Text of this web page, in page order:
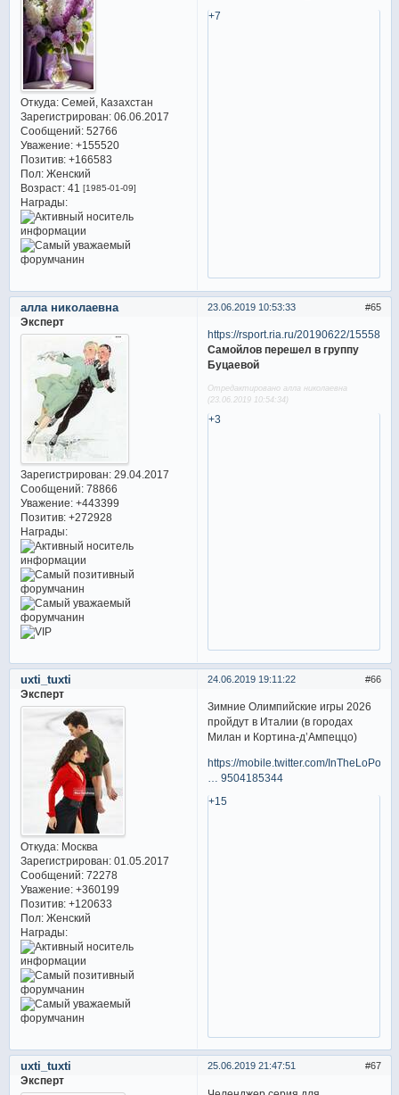
Откуда:Семей, Казахстан
Зарегистрирован: 06.06.2017
Сообщений:52766
Уважение: +155520
Позитив: +166583
Пол:Женский
Возраст:41 [1985-01-09]
Награды:
+7
65
23.06.2019 10:53:33
алла николаевна
Эксперт
Зарегистрирован: 29.04.2017
Сообщений:78866
Уважение: +443399
Позитив: +272928
Награды:
https://rsport.ria.ru/20190622/
Самойлов перешел в группу
Буцаевой
Отредактировано алла николаевна
(23.06.2019 10:54:34)
+3
66
24.06.2019 19:11:22
uxti_tuxti
Эксперт
Откуда:Москва
Зарегистрирован: 01.05.2017
Сообщений:72278
Уважение: +360199
Позитив: +120633
Пол:Женский
Награды:
Зимние Олимпийские игры 2026
пройдут в Италии (в городах
Милан и Кортина-д’Ампеццо)
https://mobile.twitter.com/InTheLoPodca
… 9504185344
+15
67
25.06.2019 21:47:51
uxti_tuxti
Эксперт